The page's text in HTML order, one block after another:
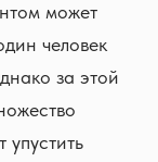
может
человек
за этой